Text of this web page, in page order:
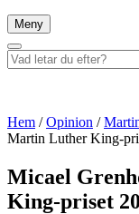
Meny
Sök
Vad
letar
Hem /Opinion /
Martin Luther King-
Micael
King-priset